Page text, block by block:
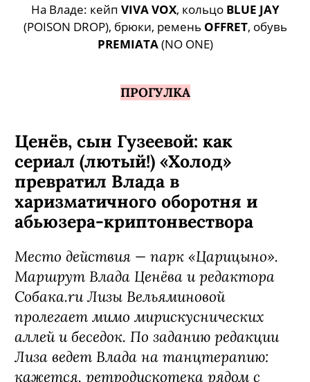
На Владе: кейп VIVA VOX, кольцо BLUE JAY
(POISON DROP), брюки, ремень OFFRET, обувь
PREMIATA(NO ONE)
ПРОГУЛКА
Ценёв, сын Гузеевой: как
сериал (лютый!) «Холод»
превратил Влада в
харизматичного оборотня и
абьюзера-криптонвествора
Место действия — парк «Царицыно».
Маршрут Влада Ценёва и редактора
Собака.ru Лизы Вельяминовой
пролегает мимо мирискуснических
аллей и беседок. По заданию редакции
Лиза ведет Влада на танцтерапию:
кажется, ретродискотека рядом с